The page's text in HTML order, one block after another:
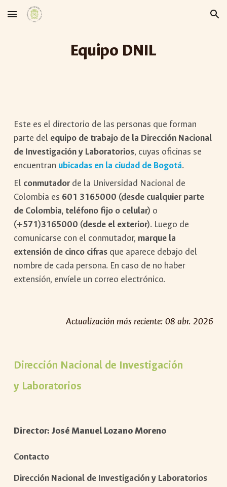
Skip to main content Skip to navigation
Equipo DNIL
Este es el directorio de las personas que forman
parte del equipo de trabajo de la Dirección Nacional
de Investigación y Laboratorios, cuyas oficinas se
encuentran ubicadas en la ciudad de Bogotá.
El conmutador de la Universidad Nacional de
Colombia es 601 3165000 (desde cualquier parte
de Colombia, teléfono fijo o celular) o
(+571)3165000 (desde el exterior). Luego de
comunicarse con el conmutador, marque la
extensión de cinco cifras que aparece debajo del
nombre de cada persona. En caso de no haber
extensión, envíele un correo electrónico.
Actualización más reciente: 08 abr. 2026
Dirección Nacional de Investigación
y Laboratorios
Director:José Manuel Lozano Moreno
Contacto
Dirección Nacional de Investigación y Laboratorios